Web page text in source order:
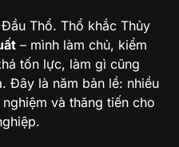
Thổ. Thổ khắc Thủy
– mình làm chủ, kiểm
tốn lực, làm gì cũng
Đây là năm bản lề: nhiều
và thăng tiến cho